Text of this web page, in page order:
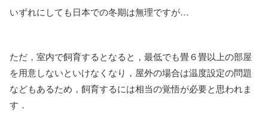
いずれにしても日本での冬期は無理ですが…
ただ，室内で飼育するとなると，最低でも畳６畳以上の部屋
を用意しないといけなくなり，屋外の場合は温度設定の問題
などもあるため，飼育するには相当の覚悟が必要と思われま
す．